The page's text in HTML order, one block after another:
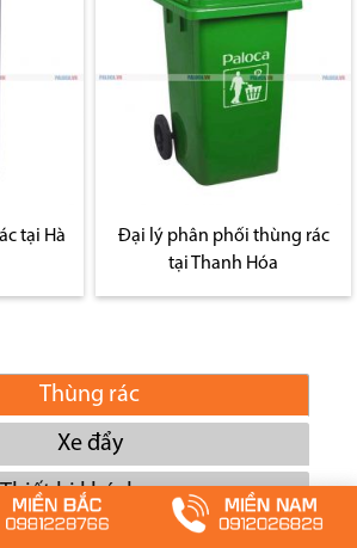
tại Hà
Đại lý phân phối thùng rác
tại Thanh Hóa
Thùng rác
Xe đẩy
Thiết bị khách sạn